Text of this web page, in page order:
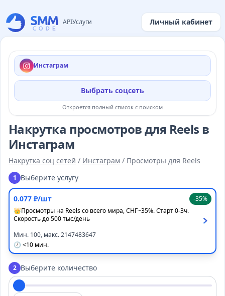
APIУслуги Личный кабинет
Инстаграм
Выбрать соцсеть
Откроется полный список с поиском
Накрутка просмотров для Reels в
Инстаграм
Накрутка соц сетей / Инстаграм / Просмотры для Reels
1 Выберите услугу
0.077 ₽/шт
-35%
👑Просмотры на Reels со всего мира, СНГ~35%. Старт 0-3ч.
Скорость до 500 тыс/день
Мин. 100, макс. 2147483647
🕗 <10 мин.
2 Выберите количество